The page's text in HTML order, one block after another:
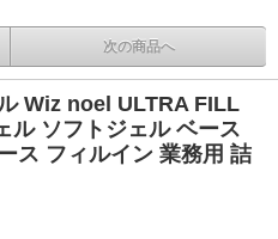
次の商品へ
Wiz noel ULTRA FILL
ル ソフトジェル ベース
ス フィルイン 業務用 詰